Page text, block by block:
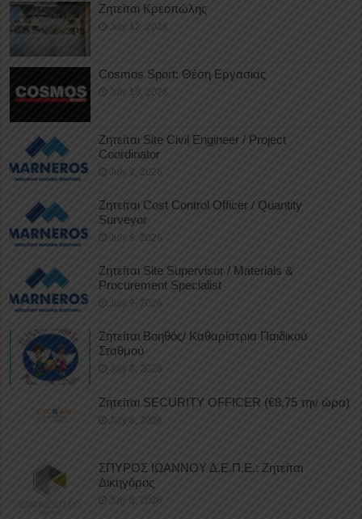
Ζητείται Κρεοπώλης
July 12, 2026
Cosmos Sport: Θέση Εργασίας
July 10, 2026
Ζητείται Site Civil Engineer / Project
Coordinator
July 9, 2026
Ζητείται Cost Control Officer / Quantity
Surveyor
July 9, 2026
Ζητείται Site Supervisor / Materials &
Procurement Specialist
July 9, 2026
Ζητείται Βοηθός/ Καθαρίστρια Παιδικού
Σταθμού
July 8, 2026
Ζητείται SECURITY OFFICER (€8,75 την ώρα)
July 8, 2026
ΣΠΥΡΟΣ ΙΩΑΝΝΟΥ Δ.Ε.Π.Ε.: Ζητείται
Δικηγόρος
July 8, 2026